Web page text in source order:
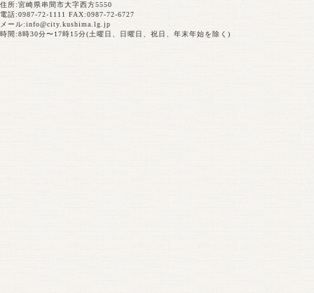
住所:宮崎県串間市大字西方5550
電話:0987-72-1111 FAX:0987-72-6727
メール:info@city.kushima.lg.jp
時間:8時30分〜17時15分(土曜日、日曜日、祝日、年末年始を除く)